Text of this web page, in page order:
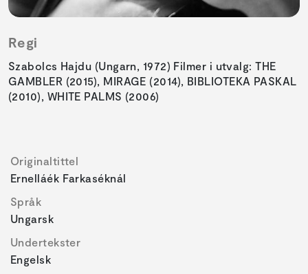
Regi
Szabolcs Hajdu (Ungarn, 1972) Filmer i utvalg: THE
GAMBLER (2015), MIRAGE (2014), BIBLIOTEKA PASKAL
(2010), WHITE PALMS (2006)
Originaltittel
Ernelláék Farkaséknál
Språk
Ungarsk
Undertekster
Engelsk